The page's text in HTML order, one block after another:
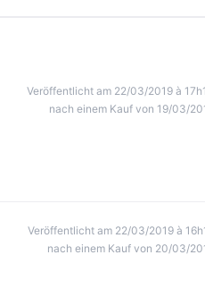
Veröffentlicht am 22/03/2019 à
nach einem Kauf von 19/03/
Veröffentlicht am 22/03/2019 à
nach einem Kauf von 20/03/